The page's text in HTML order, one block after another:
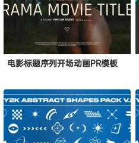
电影标题序列开场动画PR模板